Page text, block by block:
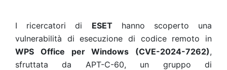
I ricercatori di ESEThanno scoperto una
vulnerabilità di esecuzione di codice remoto in
WPS Office per Windows (CVE-2024-7262),
sfruttata da APT-C-60, un gruppo di